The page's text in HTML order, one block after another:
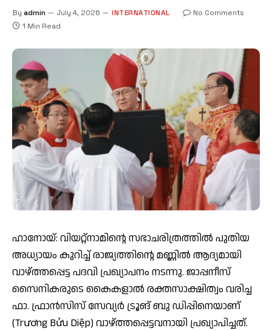
By admin July 4, 2026 INTERNATIONAL
No Comments
1 Min Read
ഹാനോയ്: വിയറ്റ്‌നാമിന്റെ സഭാചരിത്രത്തില്‍ പുതിയ
അധ്യായം കുറിച്ച് രാജ്യത്തിന്റെ മണ്ണില്‍ ആദ്യമായി
വാഴ്ത്തപ്പെട്ട പദവി പ്രഖ്യാപനം നടന്നു. ജാപ്പനീസ്
സൈനികരുടെ കൈകളാല്‍ രക്തസാക്ഷിത്വം വരിച്ച
ഫാ. ഫ്രാന്‍സിസ് സേവ്യര്‍ ട്രൂങ് ബു ഡിപ്പിനെയാണ്
(Trương Bửu Diệp) വാഴ്ത്തപ്പെട്ടവനായി പ്രഖ്യാപിച്ചത്.